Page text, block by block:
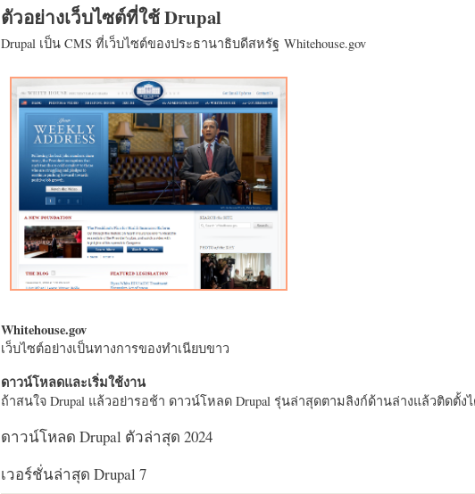
ตัวอย่างเว็บไซต์ที่ใช้ Drupal
Drupal เป็น CMS ที่เว็บไซต์ของประธานาธิบดีสหรัฐ Whitehouse.gov
Whitehouse.gov
เว็บไซต์อย่างเป็นทางการของทำเนียบขาว
ดาวน์โหลดและเริ่มใช้งาน
ถ้าสนใจ Drupal แล้วอย่ารอช้า ดาวน์โหลด Drupal รุ่นล่าสุดตามลิงก์ด้านล่างแล้วติดตั้ง
ดาวน์โหลด Drupal ตัวล่าสุด 2024
เวอร์ชั่นล่าสุด Drupal 7